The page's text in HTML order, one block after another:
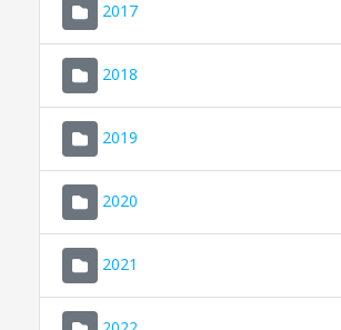
2017
2018
2019
2020
2021